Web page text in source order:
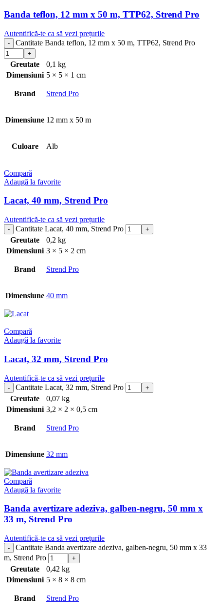
Banda teflon, 12 mm x 50 m, TTP62, Strend Pro
Autentifică-te ca să vezi prețurile
Cantitate Banda teflon, 12 mm x 50 m, TTP62, Strend Pro
Greutate
0,1 kg
Dimensiuni 5 × 5 × 1 cm
Brand Strend Pro
Dimensiune 12 mm x 50 m
Culoare Alb
Compară
Adaugă la favorite
Lacat, 40 mm, Strend Pro
Autentifică-te ca să vezi prețurile
Cantitate Lacat, 40 mm, Strend Pro
Greutate
0,2 kg
Dimensiuni 3 × 5 × 2 cm
Brand Strend Pro
Dimensiune 40 mm
Compară
Adaugă la favorite
Lacat, 32 mm, Strend Pro
Autentifică-te ca să vezi prețurile
Cantitate Lacat, 32 mm, Strend Pro
Greutate
0,07 kg
Dimensiuni 3,2 × 2 × 0,5 cm
Brand Strend Pro
Dimensiune 32 mm
Compară
Adaugă la favorite
Banda avertizare adeziva, galben-negru, 50 mm x
33 m, Strend Pro
Autentifică-te ca să vezi prețurile
Cantitate Banda avertizare adeziva, galben-negru, 50 mm x 33
m, Strend Pro
Greutate
0,42 kg
Dimensiuni 5 × 8 × 8 cm
Brand Strend Pro